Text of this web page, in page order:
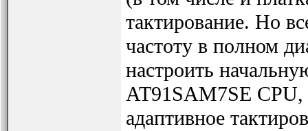
тактирование. Но
частоту в полном
настроить
AT91SAM7SE CPU,
адаптивное